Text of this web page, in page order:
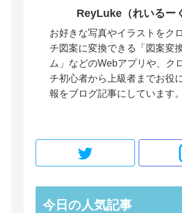
ReyLuke（れいるー
お好きな写真やイラストをク
チ図案に変換できる「図案変
ム」などのWebアプリや、ク
チ初心者から上級者までお役
報をブログ記事にしています。
今日の人気記事